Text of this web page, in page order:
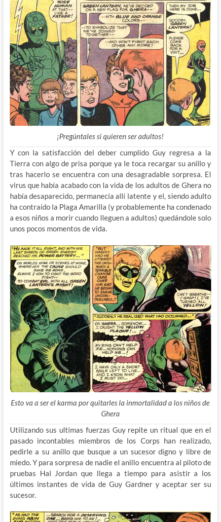
¡Pregúntales si quieren ser adultos!
Y con la satisfacción del deber cumplido Guy regresa a la
Tierra con algo de prisa porque ya le toca recargar su anillo y
tras hacerlo se encuentra con una desagradable sorpresa. El
virus que había acabado con la vida de los adultos de Ghera no
había desaparecido, permanecía allí latente y el, siendo adulto
ha contraído la Plaga Amarilla (y probablemente ha condenado
a esos niños a morir cuando lleguen a adultos) quedándole solo
unos pocos momentos de vida.
Esto va a ser el karma por quitarles la inmortalidad a los niños de
Ghera
Utilizando sus ultimas fuerzas Guy repite un ritual que en el
pasado incontables miembros de los Corps han realizado,
pedirle a su anillo que busque a un sucesor digno y libre de
miedo. Y para sorpresa de nadie el anillo encuentra al piloto de
pruebas Hal Jordan que llega a tiempo para asistir a los
últimos instantes de vida de Guy Gardner y aceptar ser su
sucesor.